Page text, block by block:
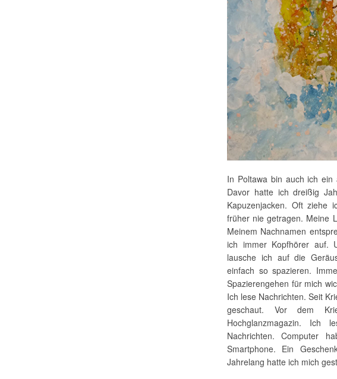
In Poltawa bin auch ich ein
Davor hatte ich dreißig
Kapuzenjacken. Oft ziehe
früher nie getragen. Meine
Meinem Nachnamen
ich immer Kopfhörer auf.
lausche ich auf die
einfach so spazieren.
Spazierengehen für mich
Ich lese Nachrichten. Seit
geschaut. Vor dem
Hochglanzmagazin.
Nachrichten. Computer
Smartphone. Ein
Jahrelang hatte ich mich